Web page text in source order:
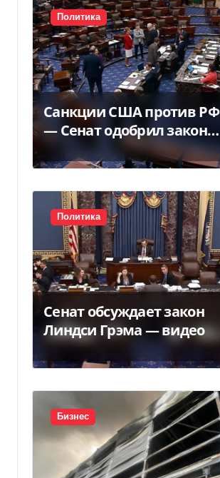
Политика
Санкции США против РФ
— Сенат одобрил закон
Грема — Фокус
Политика
Сенат обсуждает закон
Линдси Грэма — видео
Бизнес